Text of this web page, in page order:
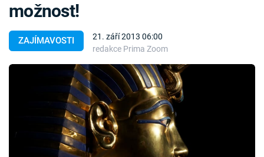
Témata
TV Program
ZAJÍMAVOSTI
21. září 2013 06:00
redakce Prima Zoom
možnost!